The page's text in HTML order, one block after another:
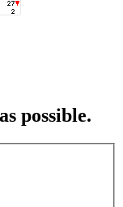
possible.